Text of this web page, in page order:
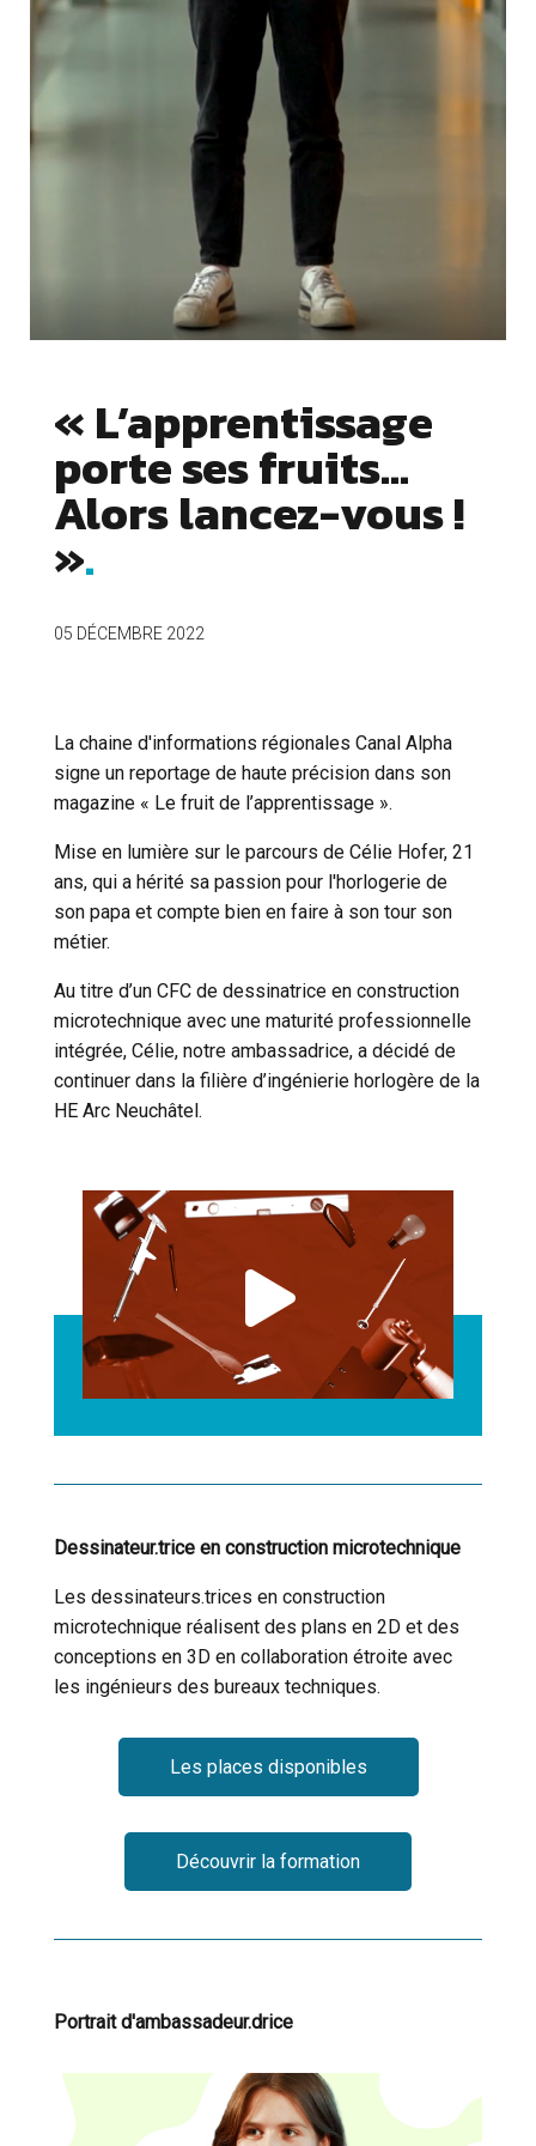
« L’apprentissage
porte ses fruits…
Alors lancez-vous !
»
05 DÉCEMBRE 2022
La chaine d'informations régionales Canal Alpha
signe un reportage de haute précision dans son
magazine « Le fruit de l’apprentissage ».
Mise en lumière sur le parcours de Célie Hofer, 21
ans, qui a hérité sa passion pour l'horlogerie de
son papa et compte bien en faire à son tour son
métier.
Au titre d’un CFC de dessinatrice en construction
microtechnique avec une maturité professionnelle
intégrée, Célie, notre ambassadrice, a décidé de
continuer dans la filière d’ingénierie horlogère de la
HE Arc Neuchâtel.
Dessinateur.trice en construction microtechnique
Les dessinateurs.trices en construction
microtechnique réalisent des plans en 2D et des
conceptions en 3D en collaboration étroite avec
les ingénieurs des bureaux techniques.
Les places disponibles
Découvrir la formation
Portrait d'ambassadeur.drice
OUI
NON